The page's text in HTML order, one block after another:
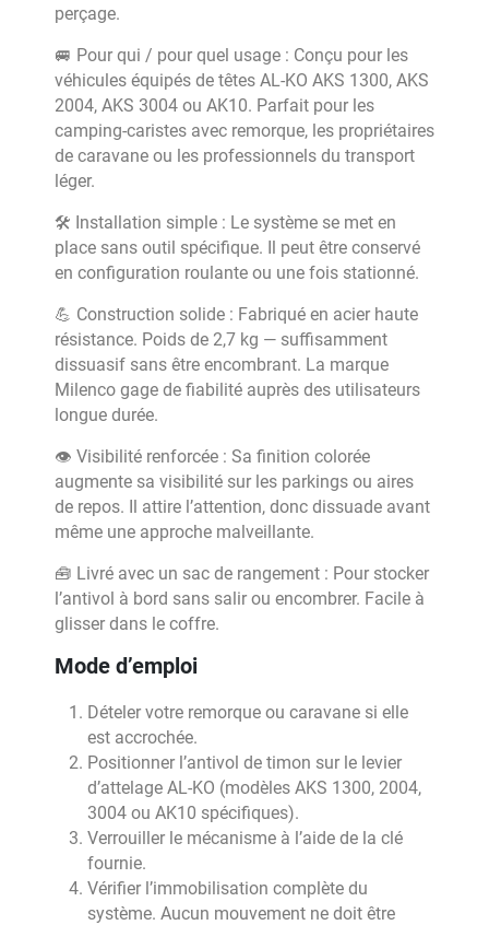
perçage.
🚐 Pour qui / pour quel usage : Conçu pour les
véhicules équipés de têtes AL-KO AKS 1300, AKS
2004, AKS 3004 ou AK10. Parfait pour les
camping-caristes avec remorque, les propriétaires
de caravane ou les professionnels du transport
léger.
🛠️ Installation simple : Le système se met en
place sans outil spécifique. Il peut être conservé
en configuration roulante ou une fois stationné.
💪 Construction solide : Fabriqué en acier haute
résistance. Poids de 2,7 kg — suffisamment
dissuasif sans être encombrant. La marque
Milenco gage de fiabilité auprès des utilisateurs
longue durée.
👁️ Visibilité renforcée : Sa finition colorée
augmente sa visibilité sur les parkings ou aires
de repos. Il attire l’attention, donc dissuade avant
même une approche malveillante.
🧰 Livré avec un sac de rangement : Pour stocker
l’antivol à bord sans salir ou encombrer. Facile à
glisser dans le coffre.
Mode d’emploi
Dételer votre remorque ou caravane si elle
est accrochée.
Positionner l’antivol de timon sur le levier
d’attelage AL-KO (modèles AKS 1300, 2004,
3004 ou AK10 spécifiques).
Verrouiller le mécanisme à l’aide de la clé
fournie.
Vérifier l’immobilisation complète du
système. Aucun mouvement ne doit être